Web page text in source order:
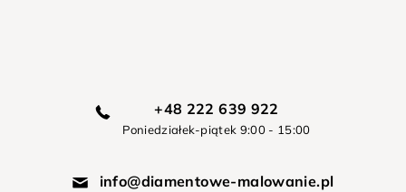
+48 222 639 922
Poniedziałek-piątek 9:00 - 15:00
info@diamentowe-malowanie.pl